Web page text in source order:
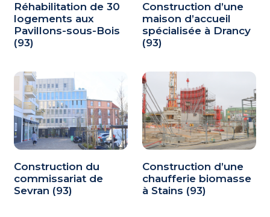
Réhabilitation de 30
logements aux
Pavillons-sous-Bois
(93)
Construction d’une
maison d’accueil
spécialisée à Drancy
(93)
Construction du
commissariat de
Sevran (93)
Construction d’une
chaufferie biomasse
à Stains (93)